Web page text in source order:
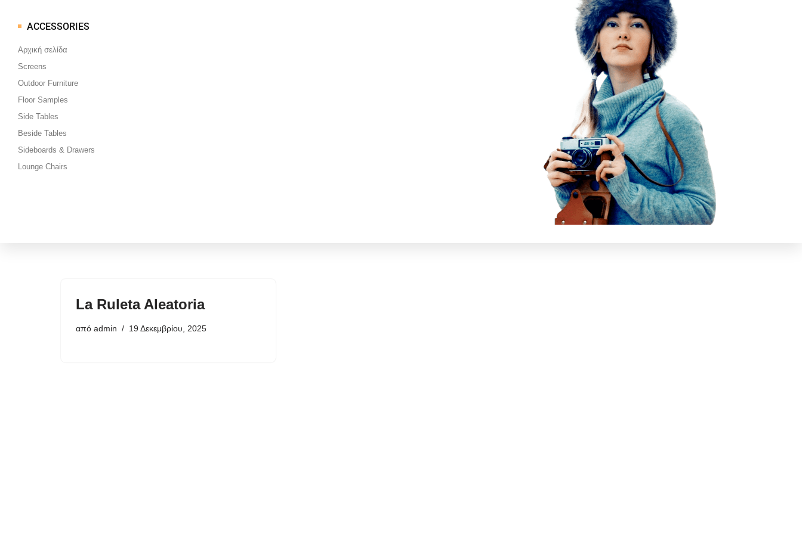
Μεταπηδήστε
στο
περιεχόμενο
ACCESSORIES
Αρχική σελίδα
Screens
Outdoor Furniture
Floor Samples
Side Tables
Beside Tables
Sideboards & Drawers
Lounge Chairs
La Ruleta Aleatoria
από admin 19 Δεκεμβρίου, 2025